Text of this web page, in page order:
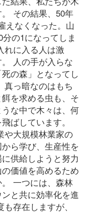
その結果、50年
えなくなった。山
の1になってしま
れに入る人は激
人の手が入らな
の森」となってし
真っ暗なのはもち
を求める虫も、そ
な中で木々は、何
ばしています。
大規模林業家の
ら学び、生産性を
供給しようと努力
価値を高めるため
一つには、森林
と共に効率化を進
存在しますが、